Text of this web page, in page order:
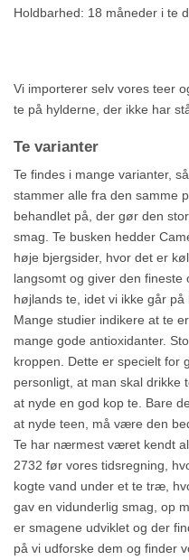
Holdbarhed: 18 måneder i te
Vi importerer selv vores teer
te på hylderne, der ikke har
Te varianter
Te findes i mange varianter,
stammer alle fra den samme
behandlet på, der gør den
smag. Te busken hedder
høje bjergsider, hvor det er
langsomt og giver den fineste
højlands te, idet vi ikke går på
Mange studier indikere at te
mange gode antioxidanter.
kroppen. Dette er specielt for
personligt, at man skal drikke
at nyde en god kop te. Bare
at nyde teen, må være den
Te har nærmest været kendt
2732 før vores tidsregning,
kogte vand under et te træ,
gav en vidunderlig smag, op
er smagene udviklet og der
på vi udforske dem og finder